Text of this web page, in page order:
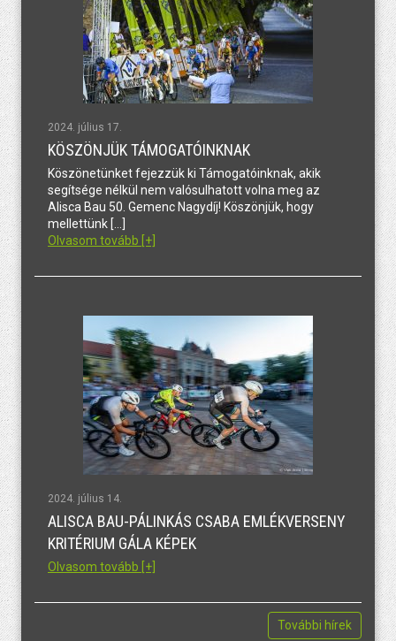
2024. július 17.
KÖSZÖNJÜK TÁMOGATÓINKNAK
Köszönetünket fejezzük ki Támogatóinknak, akik
segítsége nélkül nem valósulhatott volna meg az
Alisca Bau 50. Gemenc Nagydíj! Köszönjük, hogy
mellettünk […]
Olvasom tovább [+]
2024. július 14.
ALISCA BAU-PÁLINKÁS CSABA EMLÉKVERSENY
KRITÉRIUM GÁLA KÉPEK
Olvasom tovább [+]
További hírek